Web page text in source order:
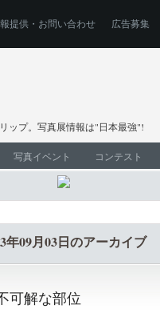
提供・お問い合わせ 広告募集
ップ。写真展情報は"日本最強"!
写真イベント コンテスト
年09月03日のアーカイブ
可解な部位